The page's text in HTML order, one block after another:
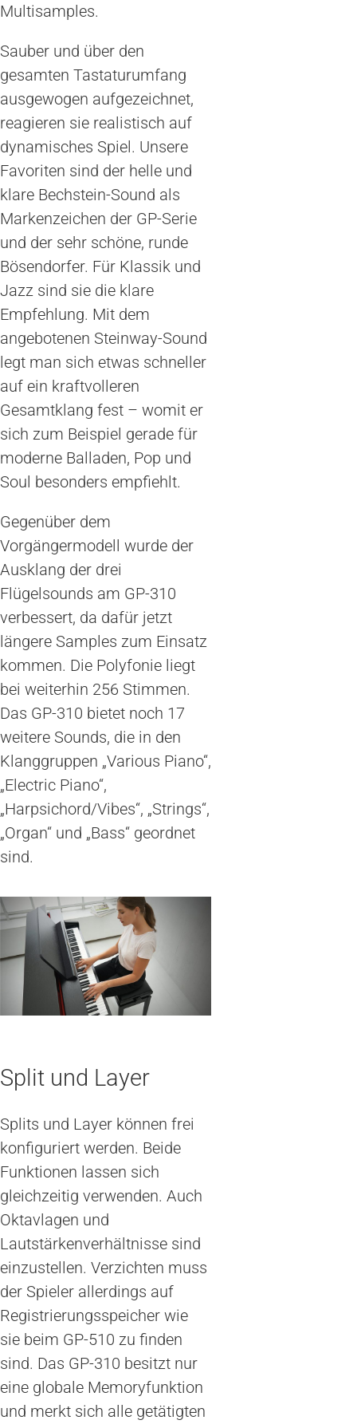
Multisamples.
Sauber und über den
gesamten Tastaturumfang
ausgewogen aufgezeichnet,
reagieren sie realistisch auf
dynamisches Spiel. Unsere
Favoriten sind der helle und
klare Bechstein-Sound als
Markenzeichen der GP-Serie
und der sehr schöne, runde
Bösendorfer. Für Klassik und
Jazz sind sie die klare
Empfehlung. Mit dem
angebotenen Steinway-Sound
legt man sich etwas schneller
auf ein kraftvolleren
Gesamtklang fest – womit er
sich zum Beispiel gerade für
moderne Balladen, Pop und
Soul besonders empfiehlt.
Gegenüber dem
Vorgängermodell wurde der
Ausklang der drei
Flügelsounds am GP-310
verbessert, da dafür jetzt
längere Samples zum Einsatz
kommen. Die Polyfonie liegt
bei weiterhin 256 Stimmen.
Das GP-310 bietet noch 17
weitere Sounds, die in den
Klanggruppen „Various Piano“,
„Electric Piano“,
„Harpsichord/Vibes“, „Strings“,
„Organ“ und „Bass“ geordnet
sind.
Split und Layer
Splits und Layer können frei
konfiguriert werden. Beide
Funktionen lassen sich
gleichzeitig verwenden. Auch
Oktavlagen und
Lautstärkenverhältnisse sind
einzustellen. Verzichten muss
der Spieler allerdings auf
Registrierungsspeicher wie
sie beim GP-510 zu finden
sind. Das GP-310 besitzt nur
eine globale Memoryfunktion
und merkt sich alle getätigten